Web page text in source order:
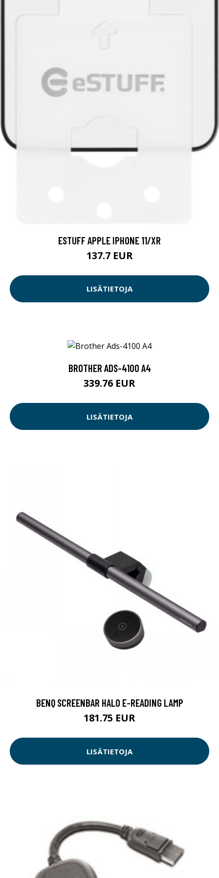
ESTUFF APPLE IPHONE 11/XR
137.7 EUR
LISÄTIETOJA
BROTHER ADS-4100 A4
339.76 EUR
LISÄTIETOJA
BENQ SCREENBAR HALO E-READING LAMP
181.75 EUR
LISÄTIETOJA